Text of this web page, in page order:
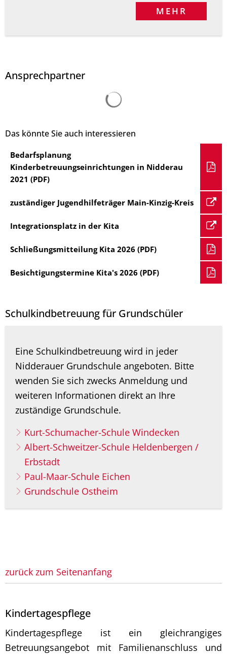
MEHR
Ansprechpartner
Das könnte Sie auch interessieren
Bedarfsplanung
Kinderbetreuungseinrichtungen in Nidderau
2021 (PDF)
zuständiger Jugendhilfeträger Main-Kinzig-Kreis
Integrationsplatz in der Kita
Schließungsmitteilung Kita 2026 (PDF)
Besichtigungstermine Kita's 2026 (PDF)
Schulkindbetreuung für Grundschüler
Eine Schulkindbetreuung wird in jeder
Nidderauer Grundschule angeboten. Bitte
wenden Sie sich zwecks Anmeldung und
weiteren Informationen direkt an Ihre
zuständige Grundschule.
Kurt-Schumacher-Schule Windecken
Albert-Schweitzer-Schule Heldenbergen /
Erbstadt
Paul-Maar-Schule Eichen
Grundschule Ostheim
zurück zum Seitenanfang
Kindertagespflege
Kindertagespflege ist ein gleichrangiges
Betreuungsangebot mit Familienanschluss und